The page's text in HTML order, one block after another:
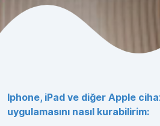
Iphone, iPad ve diğer Apple
uygulamasını nasıl kurabilirim: